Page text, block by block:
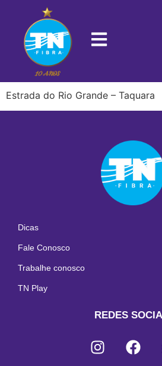
22720-012
Estrada do Rio Grande – Taquara
Dicas
Fale Conosco
Trabalhe conosco
TN Play
REDES